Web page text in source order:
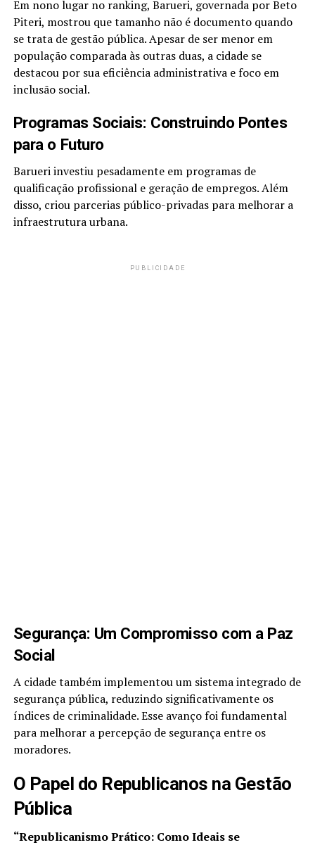
Em nono lugar no ranking, Barueri, governada por Beto
Piteri, mostrou que tamanho não é documento quando
se trata de gestão pública. Apesar de ser menor em
população comparada às outras duas, a cidade se
destacou por sua eficiência administrativa e foco em
inclusão social.
Programas Sociais: Construindo Pontes
para o Futuro
Barueri investiu pesadamente em programas de
qualificação profissional e geração de empregos. Além
disso, criou parcerias público-privadas para melhorar a
infraestrutura urbana.
PUBLICIDADE
Segurança: Um Compromisso com a Paz
Social
A cidade também implementou um sistema integrado de
segurança pública, reduzindo significativamente os
índices de criminalidade. Esse avanço foi fundamental
para melhorar a percepção de segurança entre os
moradores.
O Papel do Republicanos na Gestão
Pública
“Republicanismo Prático: Como Ideais se